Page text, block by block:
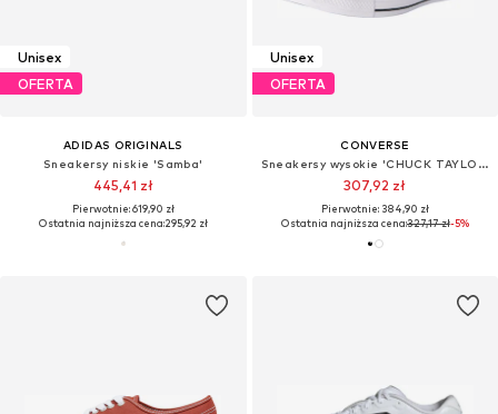
Unisex
OFERTA
ADIDAS ORIGINALS
Sneakersy niskie 'Samba'
445,41 zł
Pierwotnie: 619,90 zł
Ostatnia najniższa cena:295,92 zł
Unisex
OFERTA
CONVERSE
Sneakersy wysokie 'CHUCK TAYLOR ALL STAR LEATHER'
307,92 zł
Pierwotnie: 384,90 zł
Ostatnia najniższa cena:327,17 zł-5%